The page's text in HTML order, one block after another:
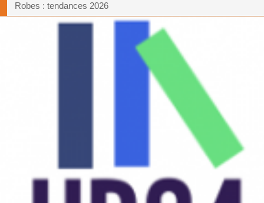
Robes : tendances 2026